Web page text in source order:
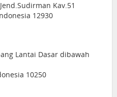
Kav.51
12930
Lantai Dasar dibawah
10250